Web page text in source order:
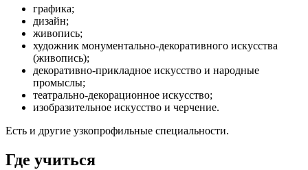
графика;
дизайн;
живопись;
художник монументально-декоративного искусства
(живопись);
декоративно-прикладное искусство и народные
промыслы;
театрально-декорационное искусство;
изобразительное искусство и черчение.
Есть и другие узкопрофильные специальности.
Где учиться